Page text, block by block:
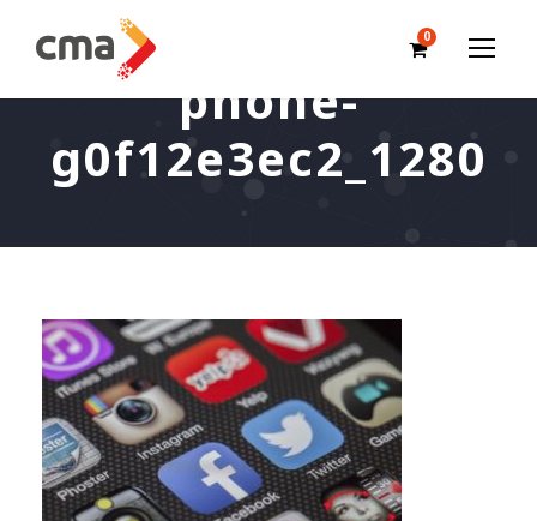
0
phone-
g0f12e3ec2_1280